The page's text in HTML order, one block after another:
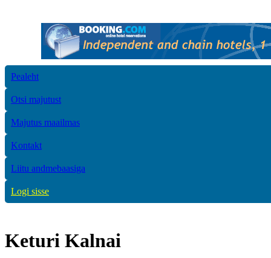
Pealeht
Otsi majutust
Majutus maailmas
Kontakt
Liitu andmebaasiga
Logi sisse
Keturi Kalnai